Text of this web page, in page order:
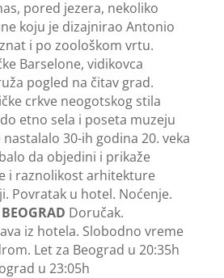
pored jezera, nekoliko
koju je dizajnirao Antonio
i po zoološkom vrtu.
Barselone, vidikovca
pogled na čitav grad.
crkve neogotskog stila
etno sela i poseta muzeju
30-ih godina 20. veka
da objedini i prikaže
i raznolikost arhitekture
Povratak u hotel. Noćenje.
Doručak.
iz hotela. Slobodno vreme
Let za Beograd u 20:35h
u 23:05h